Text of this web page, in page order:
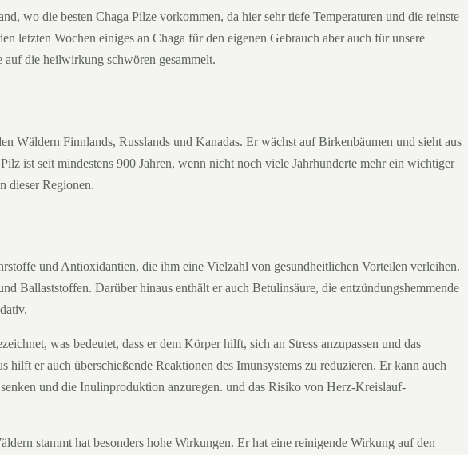
wo die besten Chaga Pilze vorkommen, da hier sehr tiefe Temperaturen und die reinste
letzten Wochen einiges an Chaga für den eigenen Gebrauch aber auch für unsere
die heilwirkung schwören gesammelt.
Wäldern Finnlands, Russlands und Kanadas. Er wächst auf Birkenbäumen und sieht aus
ist seit mindestens 900 Jahren, wenn nicht noch viele Jahrhunderte mehr ein wichtiger
dieser Regionen.
und Antioxidantien, die ihm eine Vielzahl von gesundheitlichen Vorteilen verleihen.
Ballaststoffen. Darüber hinaus enthält er auch Betulinsäure, die entzündungshemmende
was bedeutet, dass er dem Körper hilft, sich an Stress anzupassen und das
hilft er auch überschießende Reaktionen des Imunsystems zu reduzieren. Er kann auch
und die Inulinproduktion anzuregen. und das Risiko von Herz-Kreislauf-
stammt hat besonders hohe Wirkungen. Er hat eine reinigende Wirkung auf den